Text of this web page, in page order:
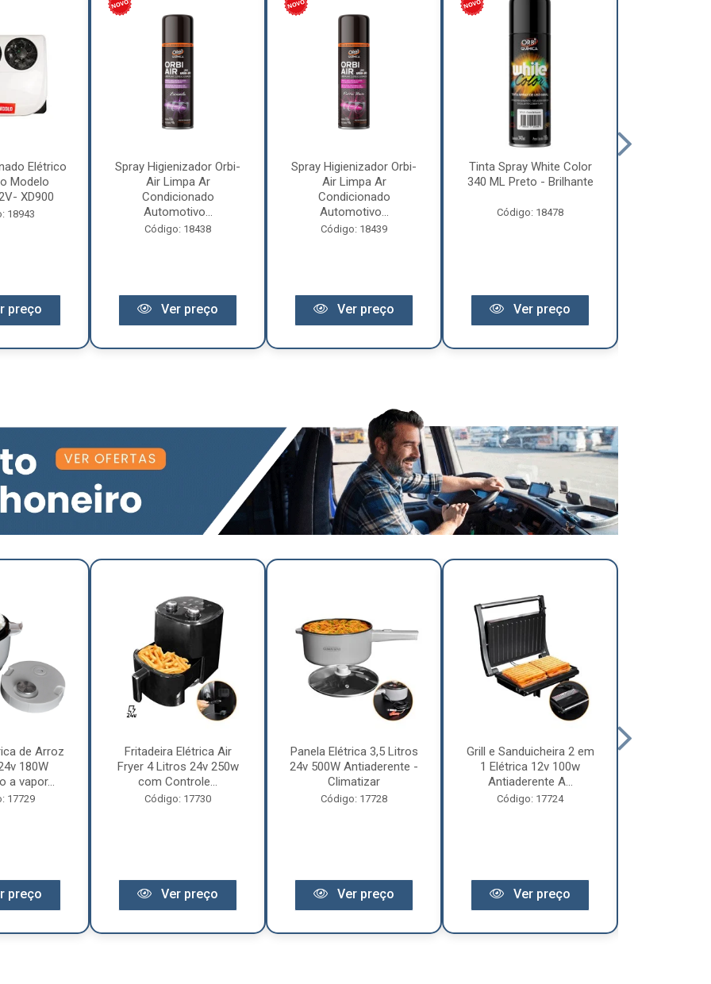
Elétrico
Modelo
XD900
18943
preço
Spray Higienizador Orbi-
Air Limpa Ar
Condicionado
Automotivo...
Código: 18438
Ver preço
Spray Higienizador Orbi-
Air Limpa Ar
Condicionado
Automotivo...
Código: 18439
Ver preço
Tinta Spray White Color
340 ML Preto - Brilhante
Código: 18478
Ver preço
de Arroz
180W
a vapor...
17729
preço
Fritadeira Elétrica Air
Fryer 4 Litros 24v 250w
com Controle...
Código: 17730
Ver preço
Panela Elétrica 3,5 Litros
24v 500W Antiaderente -
Climatizar
Código: 17728
Ver preço
Grill e Sanduicheira 2 em
1 Elétrica 12v 100w
Antiaderente A...
Código: 17724
Ver preço